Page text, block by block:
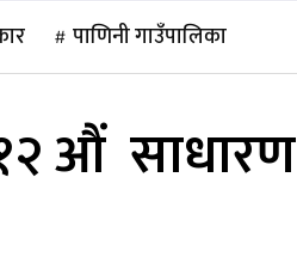
पाणिनी गाउँपालिका
औं साधारण